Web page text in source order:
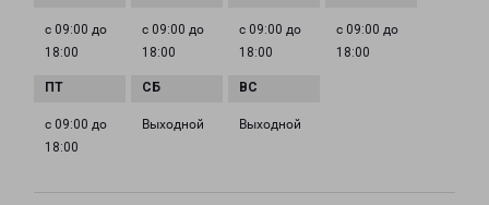
с 09:00 до
18:00
с 09:00 до
18:00
с 09:00 до
18:00
с 09:00 до
18:00
с 09:00 до
18:00
Выходной Выходной